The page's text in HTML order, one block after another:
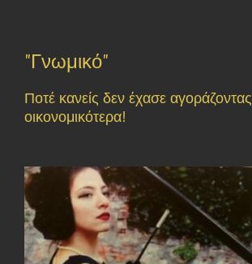
"Γνωμικό"
Ποτέ κανείς δεν έχασε αγοράζοντας
οικονομικότερα!